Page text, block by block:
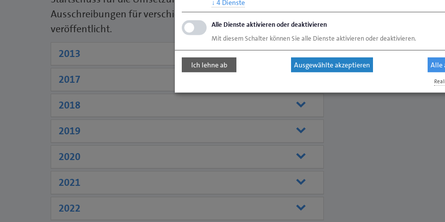
Ausschreibungen für verschiedene Bauleistungen
veröffentlicht.
2013
2017
2018
2019
2020
2021
2022
↓ 4 Dienste
Alle Dienste aktivieren oder deaktivieren
Mit diesem Schalter können Sie alle Dienste aktivieren oder deaktivieren.
Ich lehne ab Ausgewählte akzeptieren Alle